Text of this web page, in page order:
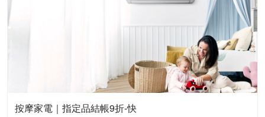
按摩家電｜指定品結帳9折-快